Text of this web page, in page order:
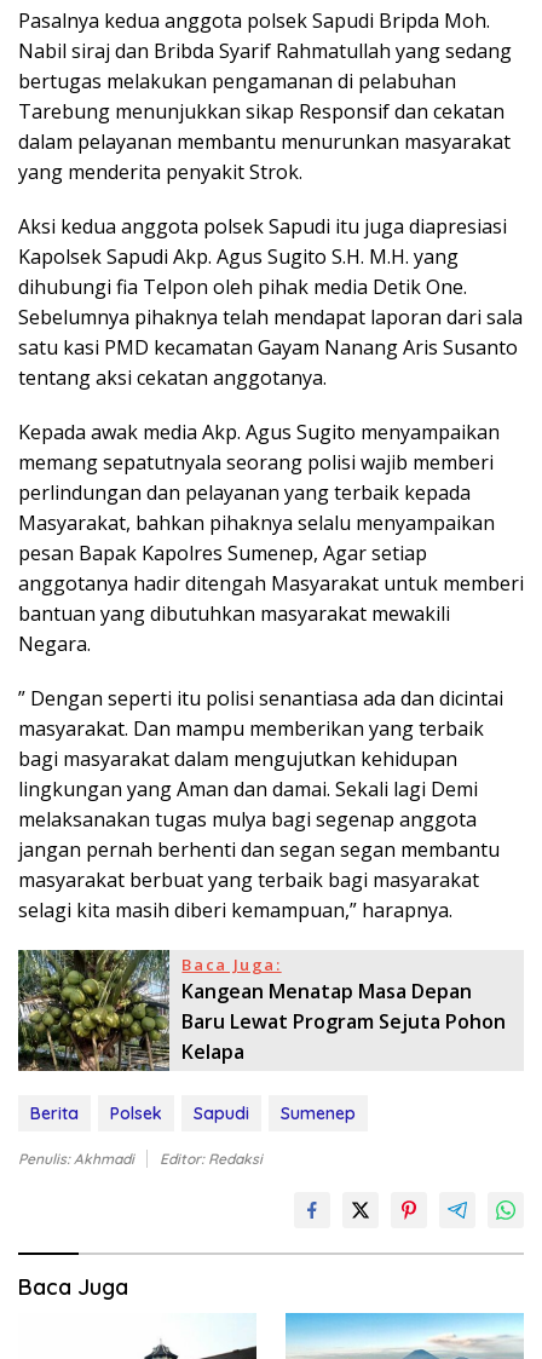
Pasalnya kedua anggota polsek Sapudi Bripda Moh.
Nabil siraj dan Bribda Syarif Rahmatullah yang sedang
bertugas melakukan pengamanan di pelabuhan
Tarebung menunjukkan sikap Responsif dan cekatan
dalam pelayanan membantu menurunkan masyarakat
yang menderita penyakit Strok.
Aksi kedua anggota polsek Sapudi itu juga diapresiasi
Kapolsek Sapudi Akp. Agus Sugito S.H. M.H. yang
dihubungi fia Telpon oleh pihak media Detik One.
Sebelumnya pihaknya telah mendapat laporan dari sala
satu kasi PMD kecamatan Gayam Nanang Aris Susanto
tentang aksi cekatan anggotanya.
Kepada awak media Akp. Agus Sugito menyampaikan
memang sepatutnyala seorang polisi wajib memberi
perlindungan dan pelayanan yang terbaik kepada
Masyarakat, bahkan pihaknya selalu menyampaikan
pesan Bapak Kapolres Sumenep, Agar setiap
anggotanya hadir ditengah Masyarakat untuk memberi
bantuan yang dibutuhkan masyarakat mewakili
Negara.
” Dengan seperti itu polisi senantiasa ada dan dicintai
masyarakat. Dan mampu memberikan yang terbaik
bagi masyarakat dalam mengujutkan kehidupan
lingkungan yang Aman dan damai. Sekali lagi Demi
melaksanakan tugas mulya bagi segenap anggota
jangan pernah berhenti dan segan segan membantu
masyarakat berbuat yang terbaik bagi masyarakat
selagi kita masih diberi kemampuan,” harapnya.
Baca Juga:
Kangean Menatap Masa Depan
Baru Lewat Program Sejuta Pohon
Kelapa
Berita Polsek Sapudi Sumenep
Penulis: Akhmadi Editor: Redaksi
Baca Juga